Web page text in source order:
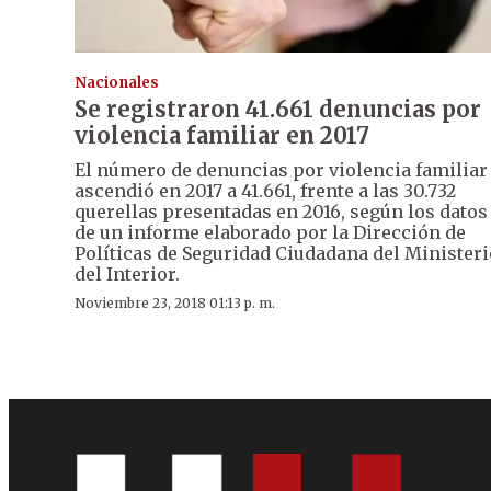
Nacionales
Se registraron 41.661 denuncias por
violencia familiar en 2017
El número de denuncias por violencia familiar
ascendió en 2017 a 41.661, frente a las 30.732
querellas presentadas en 2016, según los datos
de un informe elaborado por la Dirección de
Políticas de Seguridad Ciudadana del
del Interior.
Noviembre 23, 2018 01:13 p. m.